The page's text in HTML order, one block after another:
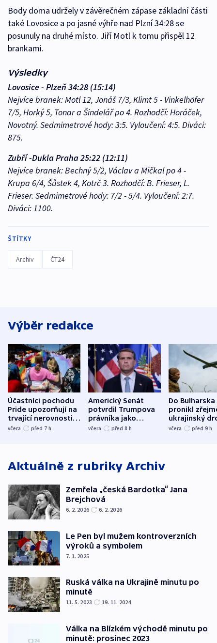
Body doma udržely v závěrečném zápase základní části
také Lovosice a po jasné výhře nad Plzní 34:28 se
posunuly na druhé místo. Jiří Motl k tomu přispěl 12
brankami.
Výsledky
Lovosice - Plzeň 34:28 (15:14)
Nejvíce branek: Motl 12, Jonáš 7/3, Klimt 5 - Vinkelhöfer
7/5, Horký 5, Tonar a Šindelář po 4. Rozhodčí: Horáček,
Novotný. Sedmimetrové hody: 3:5. Vyloučení: 4:5. Diváci:
875.
Zubří -Dukla Praha 25:22 (12:11)
Nejvíce branek: Bechný 5/2, Václav a Mičkal po 4 -
Krupa 6/4, Šůstek 4, Kotrč 3. Rozhodčí: B. Frieser, L.
Frieser. Sedmimetrové hody: 7/2 - 5/4. Vyloučení: 2:7.
Diváci: 1100.
ŠTÍTKY
Archiv ČT24
Výběr redakce
Účastníci pochodu
Pride upozorňují na
trvající nerovnosti i
společenskou
včera před 7 h
Americký Senát
potvrdil Trumpova
právníka jako
ministra
včera před 8 h
Do Bulharska
pronikl
ukrajinský
explodoval
včera před 9 h
Aktuálně z rubriky Archiv
Zemřela „česká Bardotka“ Jana
Brejchová
6. 2. 2026 6. 2. 2026
Le Pen byl mužem kontroverzních
výroků a symbolem
7. 1. 2025
Ruská válka na Ukrajině minutu po
minutě
11. 5. 2023 19. 11. 2024
Válka na Blízkém východě minutu po
minutě: prosinec 2023